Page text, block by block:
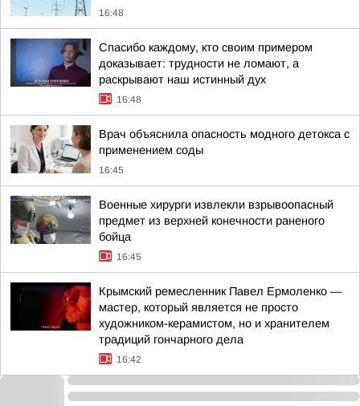
16:48
Спасибо каждому, кто своим примером
доказывает: трудности не ломают, а
раскрывают наш истинный дух
16:48
Врач объяснила опасность модного детокса с
применением соды
16:45
Военные хирурги извлекли взрывоопасный
предмет из верхней конечности раненого
бойца
16:45
Крымский ремесленник Павел Ермоленко —
мастер, который является не просто
художником-керамистом, но и хранителем
традиций гончарного дела
16:42